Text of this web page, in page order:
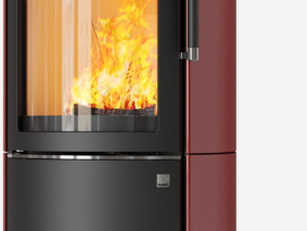
Alternativen zu Öl und Gas
Wärmepumpe mit Kamin
Holzvergaserkessel
Heizen mit Pellets